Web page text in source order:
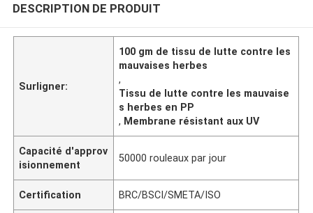
DESCRIPTION DE PRODUIT
Surligner:
100 gm de tissu de lutte contre les
mauvaises herbes
,
Tissu de lutte contre les mauvaise
s herbes en PP
, Membrane résistant aux UV
Capacité d'approv
isionnement
50000 rouleaux par jour
Certification BRC/BSCI/SMETA/ISO